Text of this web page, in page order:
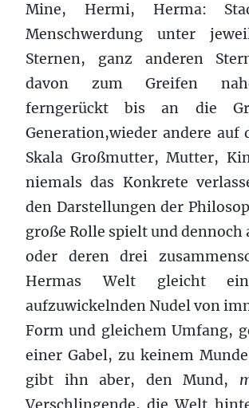
Mine, Hermi, Herma:
Menschwerdung unter
Sternen, ganz anderen
davon zum Greifen
ferngerückt bis an die
Generation,wieder andere auf
Skala Großmutter, Mutter,
niemals das Konkrete
den Darstellungen der
große Rolle spielt und dennoch
oder deren drei
Hermas Welt gleicht
aufzuwickelnden Nudel von
Form und gleichem Umfang,
einer Gabel, zu keinem
gibt ihn aber, den Mund,